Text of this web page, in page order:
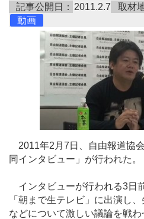
記事公開日： 2011.2.7 取材
動画
2011年2月7日、自由報道協
同インタビュー」が行われた。
インタビューが行われる3日
「朝まで生テレビ」に出演し
などについて激しい議論を戦わ